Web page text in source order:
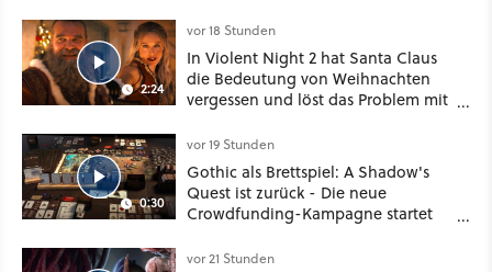
2:24
vor 18 Stunden
In Violent Night 2 hat Santa Claus
die Bedeutung von Weihnachten
vergessen und löst das Problem mit
0:30
vor 19 Stunden
Gothic als Brettspiel: A Shadow's
Quest ist zurück - Die neue
Crowdfunding-Kampagne startet
vor 21 Stunden